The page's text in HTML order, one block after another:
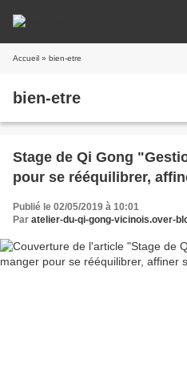
Accueil » bien-etre
bien-etre
Stage de Qi Gong
pour se rééquilibrer,
Publié le 02/05/2019 à 10:01
Par atelier-du-qi-gong-vicinois.over-